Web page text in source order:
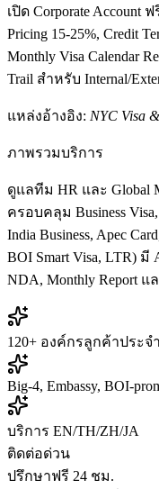
เปิด Corporate Account
Pricing 15-25%, Credit
Monthly Visa Calendar
Trail สำหรับ Internal/
แหล่งอ้างอิง: NYC Visa
ภาพรวมบริการ
ดูแลทีม HR และ Global
ครอบคลุม Business Visa,
India Business, Apec
BOI Smart Visa, LTR) มี
NDA, Monthly Report แ
120+ องค์กรลูกค้าประจำ
Big-4, Embassy, BOI-
บริการ EN/TH/ZH/JA
ติดต่อด่วน
ปรึกษาฟรี 24 ชม.